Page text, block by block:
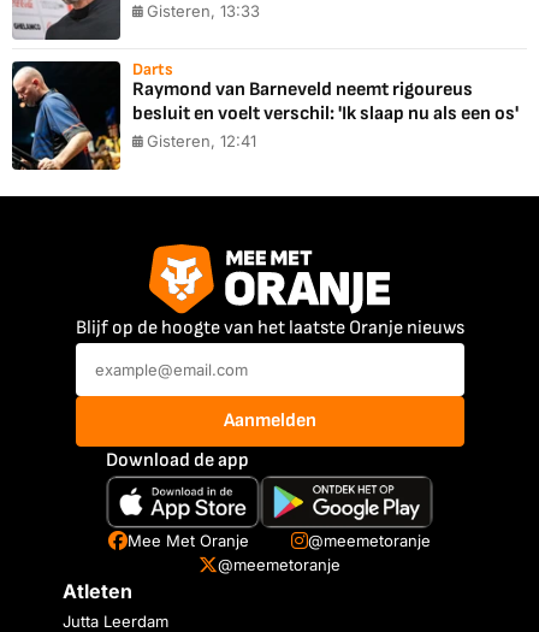
Gisteren, 13:33
Darts
Raymond van Barneveld neemt rigoureus
besluit en voelt verschil: 'Ik slaap nu als een os'
Gisteren, 12:41
Blijf op de hoogte van het laatste Oranje nieuws
Aanmelden
Download de app
Mee Met Oranje
@meemetoranje
@meemetoranje
Atleten
Jutta Leerdam